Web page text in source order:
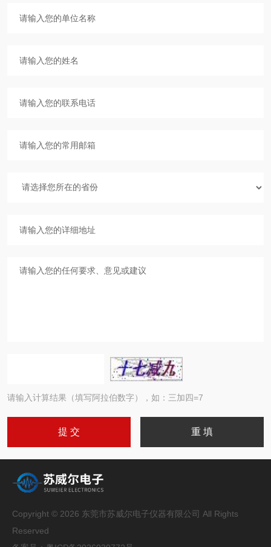
请输入计算结果（填写阿拉伯数字），如：三加四=7
Copyright © 2026 东莞市苏威尔电子仪器有限公司 All Rights
Reserved